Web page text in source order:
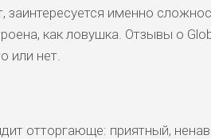
заинтересуется именно
как ловушка. Отзывы о
или нет.
отторгающе: приятный,